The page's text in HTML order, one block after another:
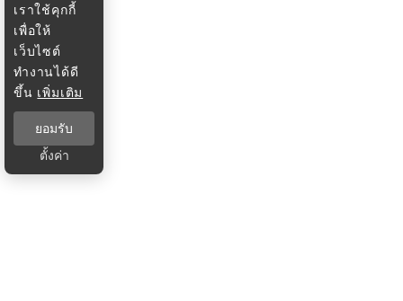
เราใช้คุกกี้
เพื่อให้
เว็บไซต์
ทำงานได้ดี
ขึ้น เพิ่มเติม
ยอมรับ
ตั้งค่า